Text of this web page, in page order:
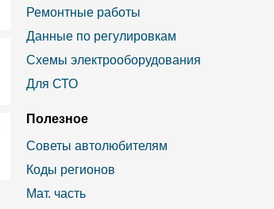
Ремонтные работы
Данные по регулировкам
Схемы электрооборудования
Для СТО
Полезное
Советы автолюбителям
Коды регионов
Мат. часть